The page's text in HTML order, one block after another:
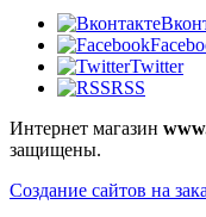
Twitter
RSS
Интернет магазин
защищены.
Создание сайтов на